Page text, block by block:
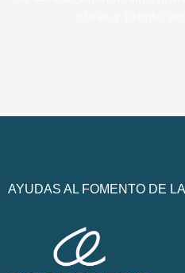
AYUDAS AL FOMENTO DE